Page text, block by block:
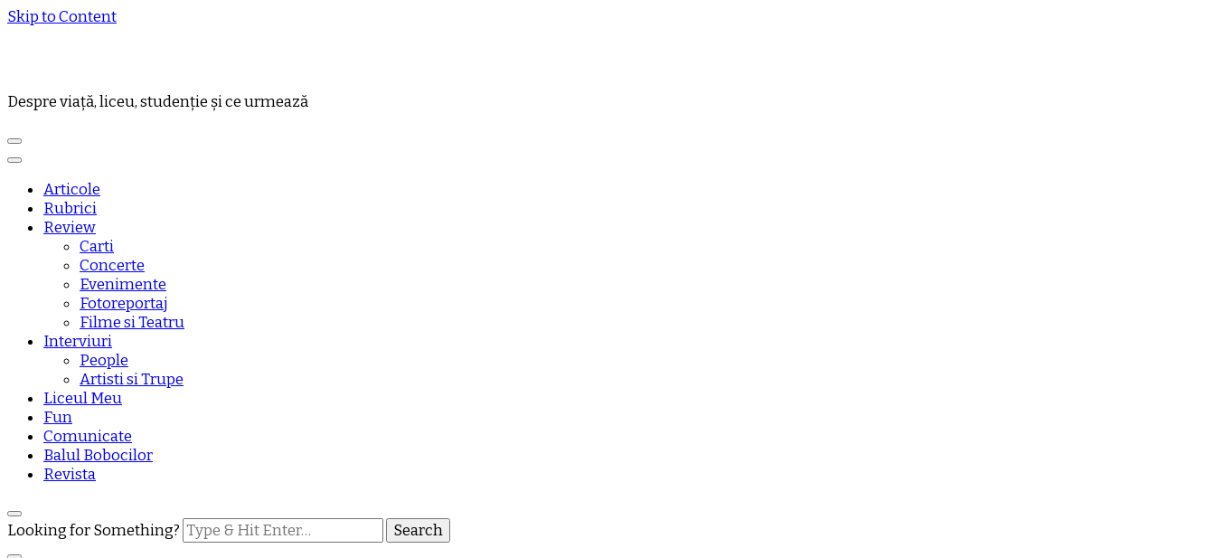
Skip to Content
Despre viață, liceu, studenție și ce urmează
Articole
Rubrici
Review
Carti
Concerte
Evenimente
Fotoreportaj
Filme si Teatru
Interviuri
People
Artisti si Trupe
Liceul Meu
Fun
Comunicate
Balul Bobocilor
Revista
Looking for Something?